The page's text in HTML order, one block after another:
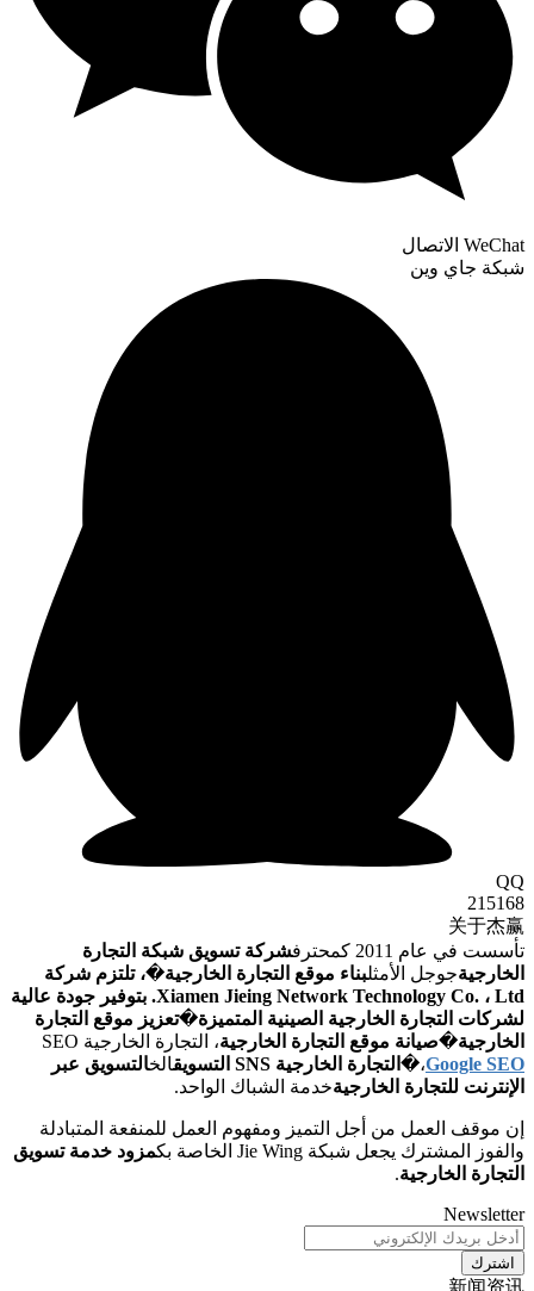
التجارة
�، تلتزم شركة
Xiamen Jieing Network Technology Co. ، Ltd. بتوفير جودة عالية
تعزيز موقع التجارة
، التجارة الخارجية SEO
الخالتسويق عبر
المتبادلة
مزود خدمة تسويق